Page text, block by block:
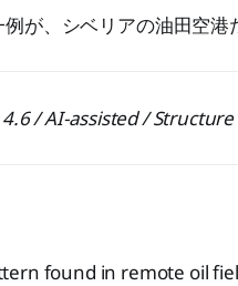
が、シベリアの油田空港
/ AI-assisted /
found in remote oil